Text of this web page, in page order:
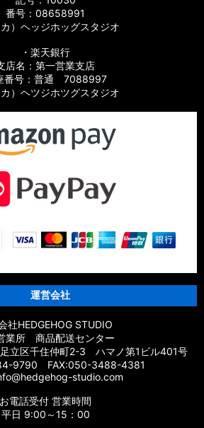
番号：08658991
）ヘッジホッグスタジオ
・楽天銀行
店名：第一営業支店
番号：普通 7088997
）ヘツジホツグスタジオ
運営会社
社HEDGEHOG STUDIO
業所 商品配送センター
立区千住仲町2-3 ハマノ第1ビル401号
9790 FAX:050-3488-4381
studio.com
お電話受付 営業時間
平日 9:00～15：00